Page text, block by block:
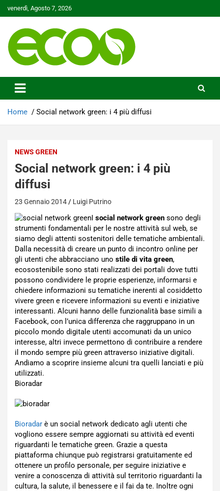
to
venerdì, Agosto 7, 2026
Ecoo.it
Home Social network green: i 4 più diffusi
NEWS GREEN
Social network green: i 4 più
diffusi
23 Gennaio 2014 Luigi Putrino
I social network green sono degli
strumenti fondamentali per le nostre attività sul web, se
siamo degli attenti sostenitori delle tematiche ambientali.
Dalla necessità di creare un punto di incontro online per
gli utenti che abbracciano uno stile di vita green,
ecosostenibile sono stati realizzati dei portali dove tutti
possono condividere le proprie esperienze, informarsi e
chiedere informazioni su tematiche inerenti al cosiddetto
vivere green e ricevere informazioni su eventi e iniziative
interessanti. Alcuni hanno delle funzionalità base simili a
Facebook, con l’unica differenza che raggruppano in un
piccolo mondo digitale utenti accomunati da un unico
interesse, altri invece permettono di contribuire a rendere
il mondo sempre più green attraverso iniziative digitali.
Andiamo a scoprire insieme alcuni tra quelli lanciati e più
utilizzati.
Bioradar
Bioradar è un social network dedicato agli utenti che
vogliono essere sempre aggiornati su attività ed eventi
riguardanti le tematiche green. Grazie a questa
piattaforma chiunque può registrarsi gratuitamente ed
ottenere un profilo personale, per seguire iniziative e
venire a conoscenza di attività sul territorio riguardanti la
cultura, la salute, il benessere e il fai da te. Inoltre ogni